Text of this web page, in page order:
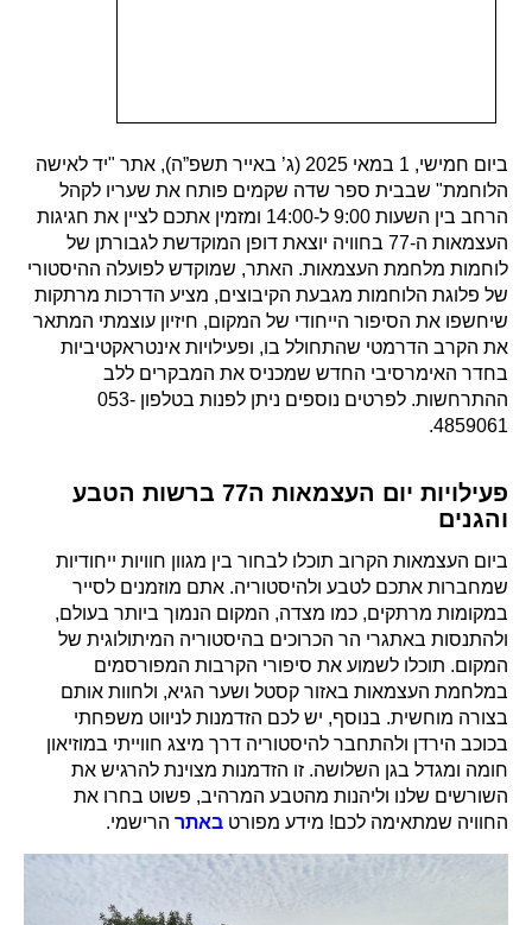
ביום חמישי, 1 במאי 2025 (ג’ באייר תשפ”ה), אתר "יד לאישה
הלוחמת" שבבית ספר שדה שקמים פותח את שעריו לקהל
הרחב בין השעות 9:00 ל-14:00 ומזמין אתכם לציין את חגיגות
העצמאות ה-77 בחוויה יוצאת דופן המוקדשת לגבורתן של
לוחמות מלחמת העצמאות. האתר, שמוקדש לפועלה ההיסטורי
של פלוגת הלוחמות מגבעת הקיבוצים, מציע הדרכות מרתקות
שיחשפו את הסיפור הייחודי של המקום, חיזיון עוצמתי המתאר
את הקרב הדרמטי שהתחולל בו, ופעילויות אינטראקטיביות
בחדר האימרסיבי החדש שמכניס את המבקרים ללב
ההתרחשות. לפרטים נוספים ניתן לפנות בטלפון 053-
4859061.
פעילויות יום העצמאות ה77 ברשות הטבע
והגנים
ביום העצמאות הקרוב תוכלו לבחור בין מגוון חוויות ייחודיות
שמחברות אתכם לטבע ולהיסטוריה. אתם מוזמנים לסייר
במקומות מרתקים, כמו מצדה, המקום הנמוך ביותר בעולם,
ולהתנסות באתגרי הר הכרוכים בהיסטוריה המיתולוגית של
המקום. תוכלו לשמוע את סיפורי הקרבות המפורסמים
במלחמת העצמאות באזור קסטל ושער הגיא, ולחוות אותם
בצורה מוחשית. בנוסף, יש לכם הזדמנות לניווט משפחתי
בכוכב הירדן ולהתחבר להיסטוריה דרך מיצג חווייתי במוזיאון
חומה ומגדל בגן השלושה. זו הזדמנות מצוינת להרגיש את
השורשים שלנו וליהנות מהטבע המרהיב, פשוט בחרו את
החוויה שמתאימה לכם! מידע מפורט באתר הרישמי.